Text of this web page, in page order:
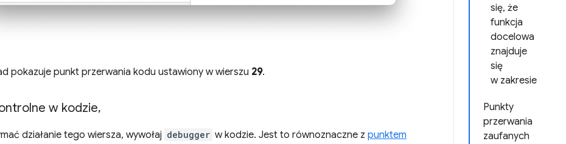
się, że
funkcja
docelowa
znajduje
się
w zakresie
Punkty
przerwania
zaufanych
pokazuje punkt przerwania kodu ustawiony w wierszu 29.
w kodzie,
działanie tego wiersza, wywołaj debugger w kodzie. Jest to równoznaczne z punktem